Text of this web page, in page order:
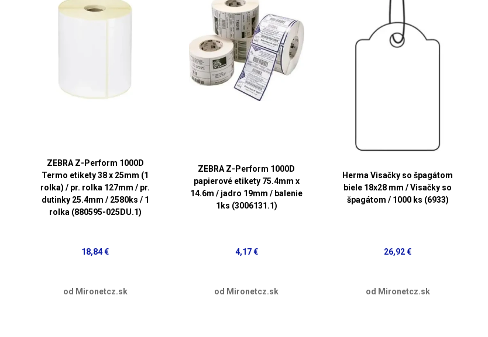
ZEBRA Z-Perform 1000D
Termo etikety 38 x 25mm (1
rolka) / pr. rolka 127mm / pr.
dutinky 25.4mm / 2580ks / 1
rolka (880595-025DU.1)
18,84 €
od Mironetcz.sk
ZEBRA Z-Perform 1000D
papierové etikety 75.4mm x
14.6m / jadro 19mm / balenie
1ks (3006131.1)
4,17 €
od Mironetcz.sk
Herma Visačky so špagátom
biele 18x28 mm / Visačky so
špagátom / 1000 ks (6933)
26,92 €
od Mironetcz.sk